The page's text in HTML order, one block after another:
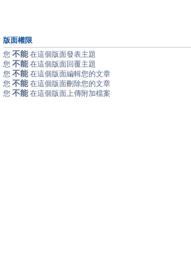
版面權限
您 不能 在這個版面發表主題
您 不能 在這個版面回覆主題
您 不能 在這個版面編輯您的文章
您 不能 在這個版面刪除您的文章
您 不能 在這個版面上傳附加檔案